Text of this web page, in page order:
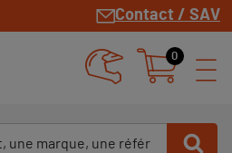
Contact / SAV
0